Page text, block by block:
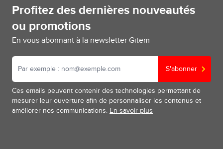
Profitez des dernières nouveautés
ou promotions
En vous abonnant à la newsletter Gitem
S'abonner
Ces emails peuvent contenir des technologies permettant de
mesurer leur ouverture afin de personnaliser les contenus et
améliorer nos communications. En savoir plus